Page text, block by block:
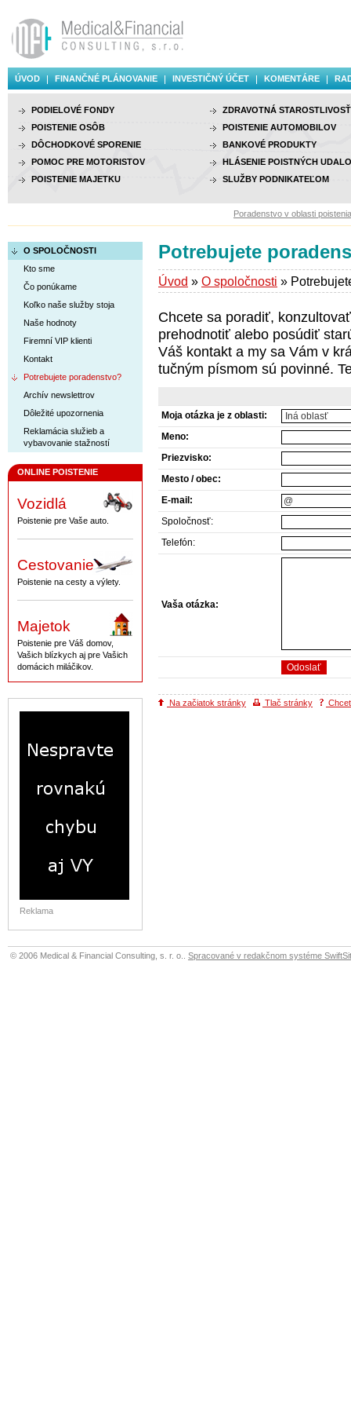
ÚVOD FINANČNÉ PLÁNOVANIE INVESTIČNÝ ÚČET KOMENTÁRE
PODIELOVÉ FONDY
POISTENIE OSÔB
DÔCHODKOVÉ SPORENIE
POMOC PRE MOTORISTOV
POISTENIE MAJETKU
ZDRAVOTNÁ STAROSTLIVOSŤ
POISTENIE AUTOMOBILOV
BANKOVÉ PRODUKTY
HLÁSENIE POISTNÝCH
SLUŽBY PODNIKATEĽOM
Poradenstvo v oblasti
O SPOLOČNOSTI
Kto sme
Čo ponúkame
Koľko naše služby stoja
Naše hodnoty
Firemní VIP klienti
Kontakt
Potrebujete poradenstvo?
Archív newslettrov
Dôležité upozornenia
Reklamácia služieb a
vybavovanie stažností
ONLINE POISTENIE
Vozidlá
Poistenie pre Vaše auto.
Cestovanie
Poistenie na cesty a výlety.
Majetok
Poistenie pre Váš domov,
Vašich blízkych aj pre Vašich
domácich miláčikov.
Reklama
Potrebujete
Úvod » O spoločnosti »
Chcete sa poradiť,
prehodnotiť alebo posúdiť
Váš kontakt a my sa Vám v
tučným písmom sú povinné.
Moja otázka je z oblasti:
Meno:
Priezvisko:
Mesto / obec:
E-mail:
Spoločnosť:
Telefón:
Vaša otázka:
Na začiatok stránky Tlač stránky
© 2006 Medical & Financial Consulting, s. r. o.. Spracované v redakčnom systéme